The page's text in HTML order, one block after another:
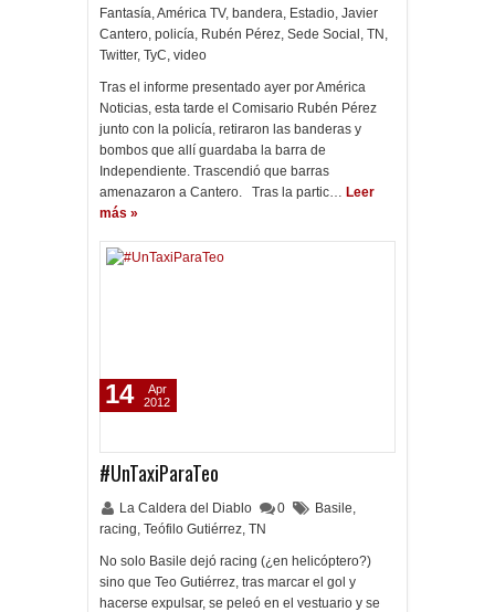
Fantasía,América TV, bandera, Estadio, Javier
Cantero, policía, Rubén Pérez, Sede Social , TN ,
Twitter, TyC, video
Tras el informe presentado ayer por América
Noticias, esta tarde el Comisario Rubén Pérez
junto con la policía, retiraron las banderas y
bombos que allí guardaba la barra de
Independiente. Trascendió que barras
amenazaron a Cantero. Tras la partic… Leer
más »
#UnTaxiParaTeo
La Caldera del Diablo 0 Basile,
racing, Teófilo Gutiérrez, TN
No solo Basile dejó racing (¿en helicóptero?)
sino que Teo Gutiérrez, tras marcar el gol y
hacerse expulsar, se peleó en el vestuario y se
14
Apr
2012